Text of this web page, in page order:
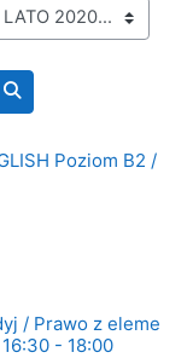
Wyszukaj kursy
Poziom B2 /
/ Prawo z eleme
- 18:00